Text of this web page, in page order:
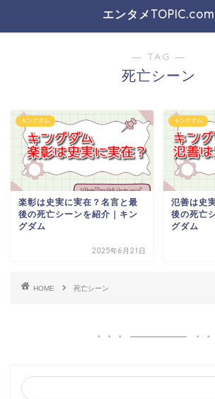
エンタメTOPIC.com
― TAG ―
死亡シーン
キングダム
楽彰は史実に実在？名言と最
後の死亡シーンを紹介｜キン
グダム
2025年6月21日
キングダム
氾善は史
後の死亡
グダム
HOME 死亡シーン